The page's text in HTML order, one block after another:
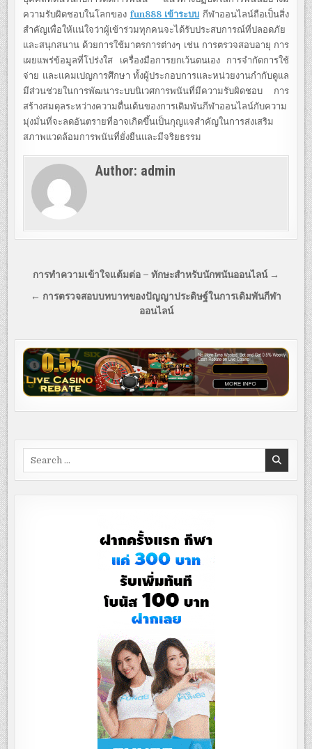
ความรับผิดชอบในโลกของfun888 เข้าระบบ กีฬาออนไลน์ถือเป็นสิ่ง
สำคัญเพื่อให้แน่ใจว่าผู้เข้าร่วมทุกคนจะได้รับประสบการณ์ที่ปลอดภัย
และสนุกสนาน ด้วยการใช้มาตรการต่างๆ เช่น การตรวจสอบอายุ การ
เผยแพร่ข้อมูลที่โปร่งใส เครื่องมือการยกเว้นตนเอง การจำกัดการใช้
จ่าย และแคมเปญการศึกษา ทั้งผู้ประกอบการและหน่วยงานกำกับดูแล
มีส่วนช่วยในการพัฒนาระบบนิเวศการพนันที่มีความรับผิดชอบ การ
สร้างสมดุลระหว่างความตื่นเต้นของการเดิมพันกีฬาออนไลน์กับความ
มุ่งมั่นที่จะลดอันตรายที่อาจเกิดขึ้นเป็นกุญแจสำคัญในการส่งเสริม
สภาพแวดล้อมการพนันที่ยั่งยืนและมีจริยธรรม
Author: admin
Post
navigation
การทำความเข้าใจแต้มต่อ – ทักษะสำหรับนักพนันออนไลน์ →
← การตรวจสอบบทบาทของปัญญาประดิษฐ์ในการเดิมพันกีฬา
ออนไลน์